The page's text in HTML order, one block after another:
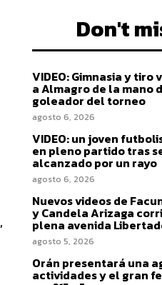
Don't
VIDEO: Gimnasia y tiro
a Almagro de la mano
goleador del torneo
agosto 6, 2026
VIDEO: un joven
en pleno partido tras
alcanzado por un rayo
agosto 6, 2026
Nuevos videos de
y Candela Arizaga
plena avenida
agosto 5, 2026
Orán presentará una
actividades y el gran